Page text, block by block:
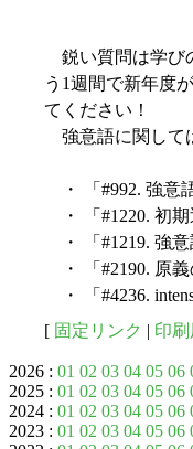
鋭い質問は学び
う1週間で新年度
てください！
強意語に関して
・ 「#992. 強意
・ 「#1220. 初
・ 「#1219. 強
・ 「#2190. 原
・ 「#4236.
[ 固定リンク | 印
2026 : 01 02 03 04 05 06
2025 : 01 02 03 04 05 06
2024 : 01 02 03 04 05 06
2023 : 01 02 03 04 05 06